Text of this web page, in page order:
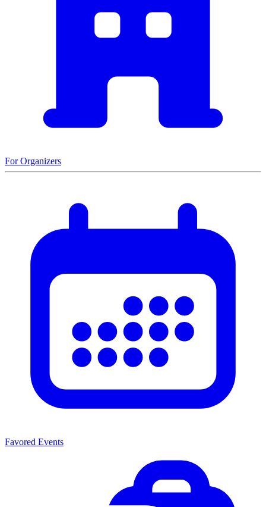
For Organizers
Favored Events